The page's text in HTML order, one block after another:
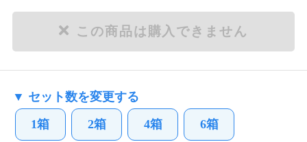
この商品は購入できません
▼ セット数を変更する
1箱 2箱 4箱 6箱